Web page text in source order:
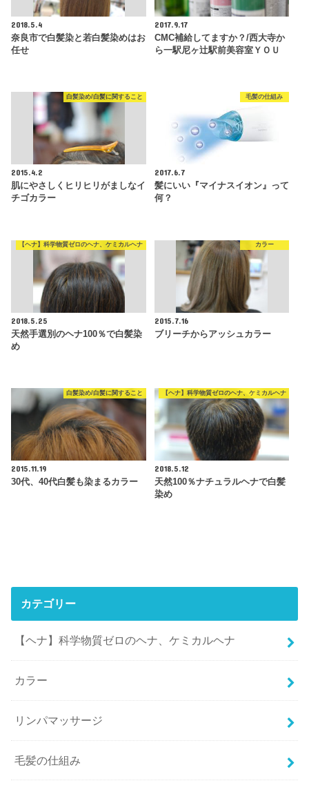
2018.5.4
奈良市で白髪染と若白髪染めはお
任せ
2017.9.17
CMC補給してますか？/西大寺か
ら一駅尼ヶ辻駅前美容室ＹＯＵ
白髪染め/白髪に関すること
2015.4.2
肌にやさしくヒリヒリがましなイ
チゴカラー
毛髪の仕組み
2017.6.7
髪にいい『マイナスイオン』って
何？
【ヘナ】科学物質ゼロのヘナ、ケミカルヘナ
2018.5.25
天然手選別のヘナ100％で白髪染
め
カラー
2015.7.16
ブリーチからアッシュカラー
白髪染め/白髪に関すること
2015.11.19
30代、40代白髪も染まるカラー
【ヘナ】科学物質ゼロのヘナ、ケミカルヘナ
2018.5.12
天然100％ナチュラルヘナで白髪
染め
カテゴリー
【ヘナ】科学物質ゼロのヘナ、ケミカルヘナ
カラー
リンパマッサージ
毛髪の仕組み